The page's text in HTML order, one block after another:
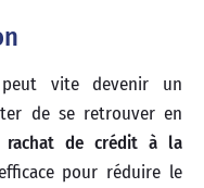
peut vite devenir un
de se retrouver en
rachat de crédit à la
pour réduire le